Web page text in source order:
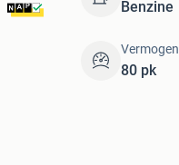
Benzine
Vermogen
80 pk